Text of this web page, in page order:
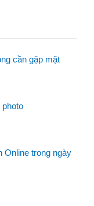
cần gặp mặt
photo
Online trong ngày